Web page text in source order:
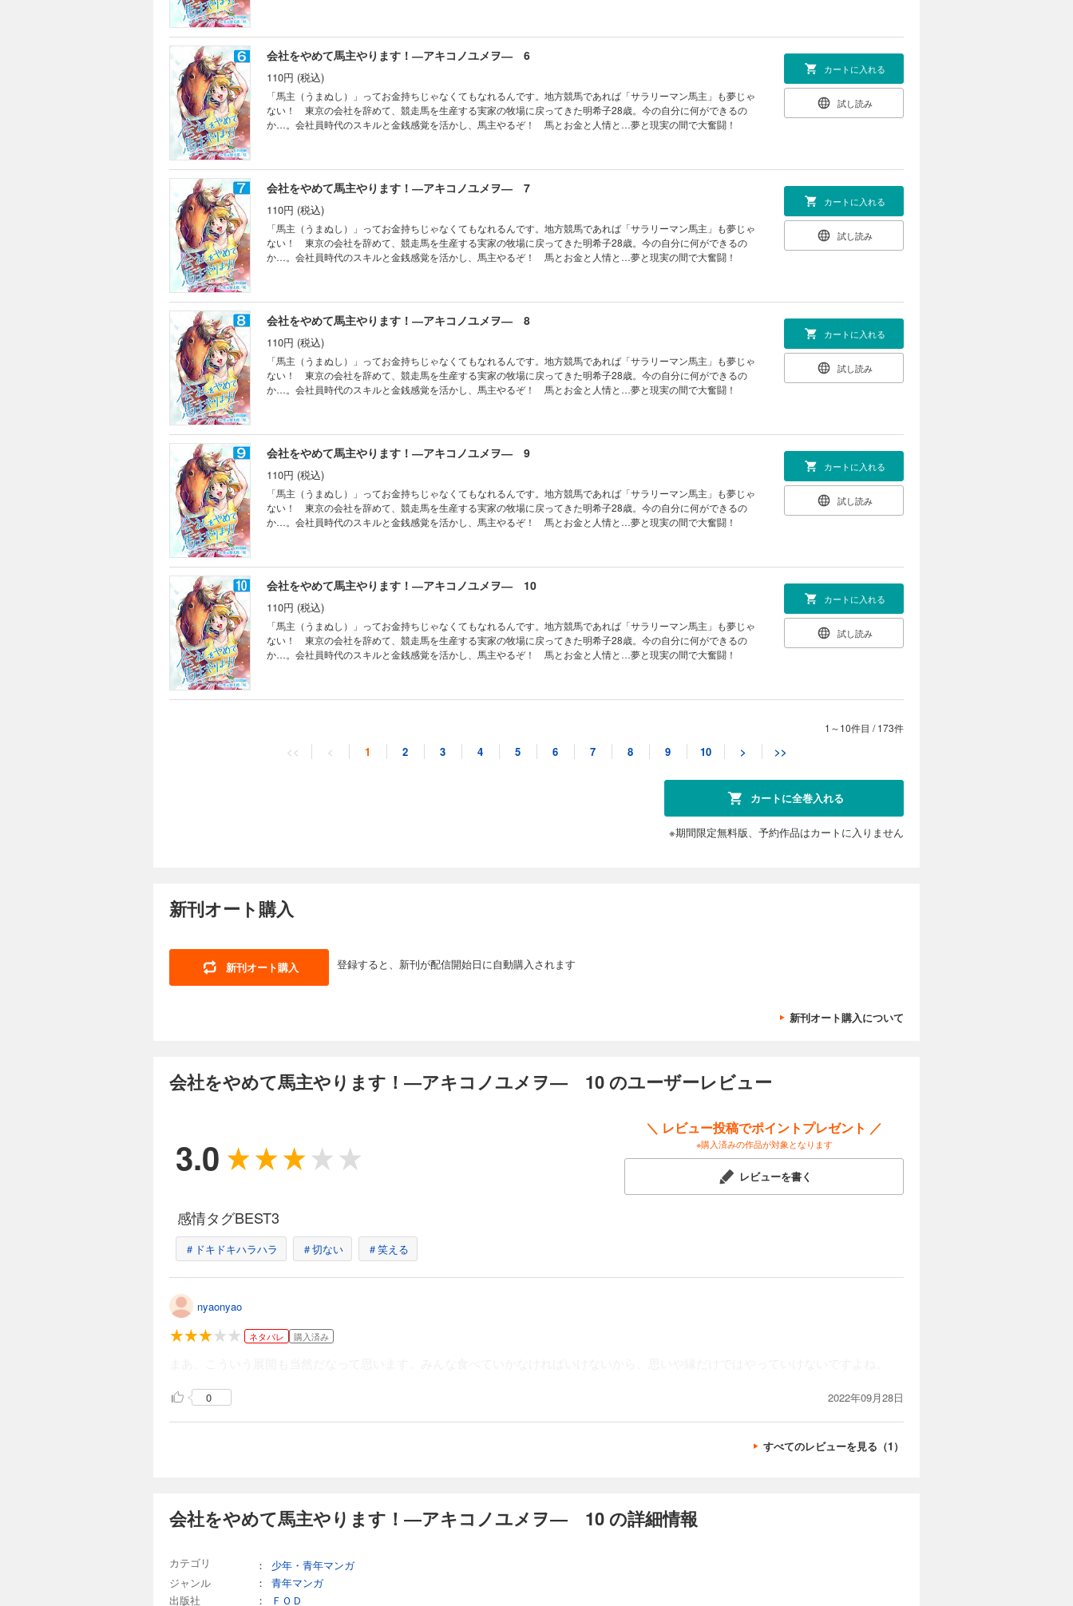
会社をやめて馬主やります！―アキコノユメヲ― 6
110円 (税込)
「馬主（うまぬし）」ってお金持ちじゃなくてもなれるんです。地方競馬であれば「サラリーマン馬主」も夢じゃ
ない！ 東京の会社を辞めて、競走馬を生産する実家の牧場に戻ってきた明希子28歳。今の自分に何ができるの
か…。会社員時代のスキルと金銭感覚を活かし、馬主やるぞ！ 馬とお金と人情と…夢と現実の間で大奮闘！
カートに入れる
試し読み
会社をやめて馬主やります！―アキコノユメヲ― 7
110円 (税込)
「馬主（うまぬし）」ってお金持ちじゃなくてもなれるんです。地方競馬であれば「サラリーマン馬主」も夢じゃ
ない！ 東京の会社を辞めて、競走馬を生産する実家の牧場に戻ってきた明希子28歳。今の自分に何ができるの
か…。会社員時代のスキルと金銭感覚を活かし、馬主やるぞ！ 馬とお金と人情と…夢と現実の間で大奮闘！
カートに入れる
試し読み
会社をやめて馬主やります！―アキコノユメヲ― 8
110円 (税込)
「馬主（うまぬし）」ってお金持ちじゃなくてもなれるんです。地方競馬であれば「サラリーマン馬主」も夢じゃ
ない！ 東京の会社を辞めて、競走馬を生産する実家の牧場に戻ってきた明希子28歳。今の自分に何ができるの
か…。会社員時代のスキルと金銭感覚を活かし、馬主やるぞ！ 馬とお金と人情と…夢と現実の間で大奮闘！
カートに入れる
試し読み
会社をやめて馬主やります！―アキコノユメヲ― 9
110円 (税込)
「馬主（うまぬし）」ってお金持ちじゃなくてもなれるんです。地方競馬であれば「サラリーマン馬主」も夢じゃ
ない！ 東京の会社を辞めて、競走馬を生産する実家の牧場に戻ってきた明希子28歳。今の自分に何ができるの
か…。会社員時代のスキルと金銭感覚を活かし、馬主やるぞ！ 馬とお金と人情と…夢と現実の間で大奮闘！
カートに入れる
試し読み
会社をやめて馬主やります！―アキコノユメヲ― 10
110円 (税込)
「馬主（うまぬし）」ってお金持ちじゃなくてもなれるんです。地方競馬であれば「サラリーマン馬主」も夢じゃ
ない！ 東京の会社を辞めて、競走馬を生産する実家の牧場に戻ってきた明希子28歳。今の自分に何ができるの
か…。会社員時代のスキルと金銭感覚を活かし、馬主やるぞ！ 馬とお金と人情と…夢と現実の間で大奮闘！
カートに入れる
試し読み
「馬主（うまぬし）」ってお金持ちじゃなくてもなれるんです。地方競馬であれば「サラリーマン馬主」も夢じゃ
か…。会社員時代のスキルと金銭感覚を活かし、馬主やるぞ！ 馬とお金と人情と…夢と現実の間で大奮闘！
カートに入れる
ない！ 東京の会社を辞めて、競走馬を生産する実家の牧場に戻ってきた明希子28歳。今の自分に何ができるの
か…。会社員時代のスキルと金銭感覚を活かし、馬主やるぞ！ 馬とお金と人情と…夢と現実の間で大奮闘！
会社をやめて馬主やります！―アキコノユメヲ― 13
「馬主（うまぬし）」ってお金持ちじゃなくてもなれるんです。地方競馬であれば「サラリーマン馬主」も夢じゃ
ない！ 東京の会社を辞めて、競走馬を生産する実家の牧場に戻ってきた明希子28歳。今の自分に何ができるの
か…。会社員時代のスキルと金銭感覚を活かし、馬主やるぞ！ 馬とお金と人情と…夢と現実の間で大奮闘！
カートに入れる
試し読み
会社をやめて馬主やります！―アキコノユメヲ― 15
「馬主（うまぬし）」ってお金持ちじゃなくてもなれるんです。地方競馬であれば「サラリーマン馬主」も夢じゃ
カートに入れる
会社をやめて馬主やります！―アキコノユメヲ― 17
ない！ 東京の会社を辞めて、競走馬を生産する実家の牧場に戻ってきた明希子28歳。今の自分に何ができるの
か…。会社員時代のスキルと金銭感覚を活かし、馬主やるぞ！ 馬とお金と人情と…夢と現実の間で大奮闘！
1～10件目 /173件
<< < 1 2 3 4 5 6 7 8 9 10 > >>
カートに全巻入れる
※期間限定無料版、予約作品はカートに入りません
新刊オート購入
新刊オート購入 登録すると、新刊が配信開始日に自動購入されます
新刊オート購入について
会社をやめて馬主やります！―アキコノユメヲ― 10 のユーザーレビュー
3.0
＼ レビュー投稿でポイントプレゼント ／
※購入済みの作品が対象となります
レビューを書く
感情タグBEST3
＃ドキドキハラハラ ＃切ない ＃笑える
nyaonyao
ネタバレ 購入済み
0 2022年09月28日
すべてのレビューを見る（1）
会社をやめて馬主やります！―アキコノユメヲ― 10 の詳細情報
カテゴリ ：
少年・青年マンガ
ジャンル
：
青年マンガ
出版社
： ＦＯＤ